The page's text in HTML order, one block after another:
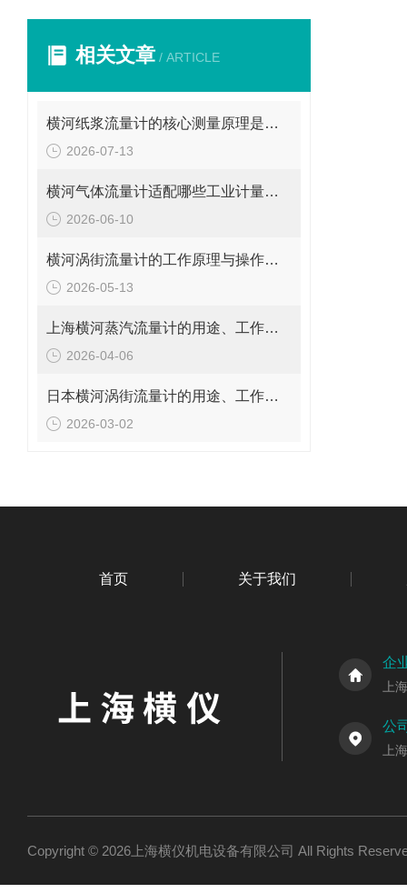
相关文章 / ARTICLE
横河纸浆流量计的核心测量原理是什么？
2026-07-13
横河气体流量计适配哪些工业计量场景？
2026-06-10
横河涡街流量计的工作原理与操作要点是什么？
2026-05-13
上海横河蒸汽流量计的用途、工作原理与使用注意事项
2026-04-06
日本横河涡街流量计的用途、工作原理与使用注意事项
2026-03-02
首页 关于我们
企
上
公
上
Copyright © 2026上海横仪机电设备有限公司 All Rights